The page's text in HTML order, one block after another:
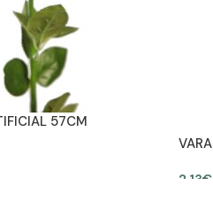
57CM
2,13€